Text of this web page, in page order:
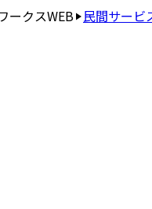
ークスWEB 民間サービ